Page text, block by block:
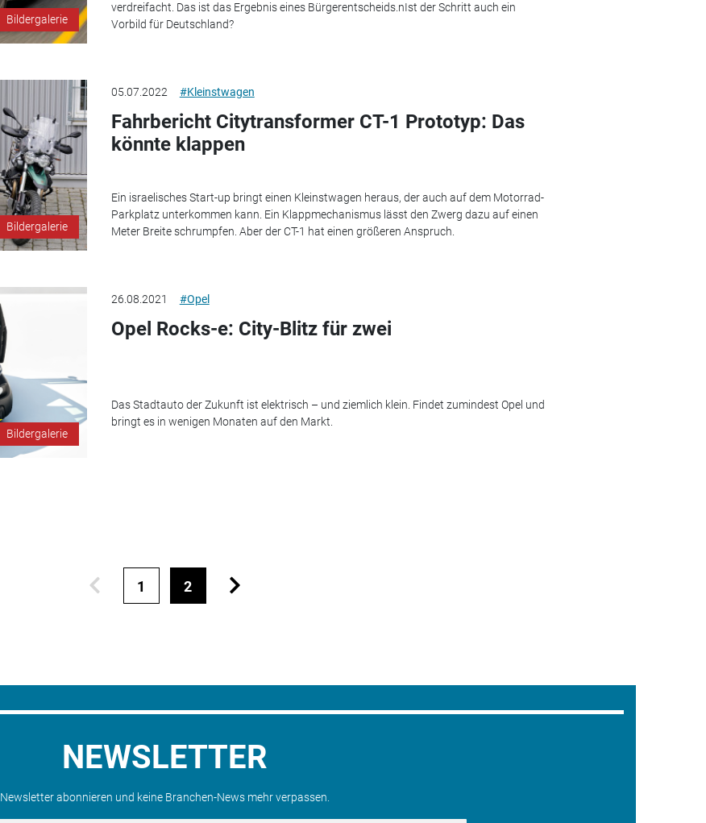
Bildergalerie
verdreifacht. Das ist das Ergebnis eines Bürgerentscheids.nIst der Schritt auch ein
Vorbild für Deutschland?
Bildergalerie
05.07.2022 #Kleinstwagen
Fahrbericht Citytransformer CT-1 Prototyp: Das
könnte klappen
Ein israelisches Start-up bringt einen Kleinstwagen heraus, der auch auf dem Motorrad-
Parkplatz unterkommen kann. Ein Klappmechanismus lässt den Zwerg dazu auf einen
Meter Breite schrumpfen. Aber der CT-1 hat einen größeren Anspruch.
Bildergalerie
26.08.2021 #Opel
Opel Rocks-e: City-Blitz für zwei
Das Stadtauto der Zukunft ist elektrisch – und ziemlich klein. Findet zumindest Opel und
bringt es in wenigen Monaten auf den Markt.
1 2
NEWSLETTER
Newsletter abonnieren und keine Branchen-News mehr verpassen.